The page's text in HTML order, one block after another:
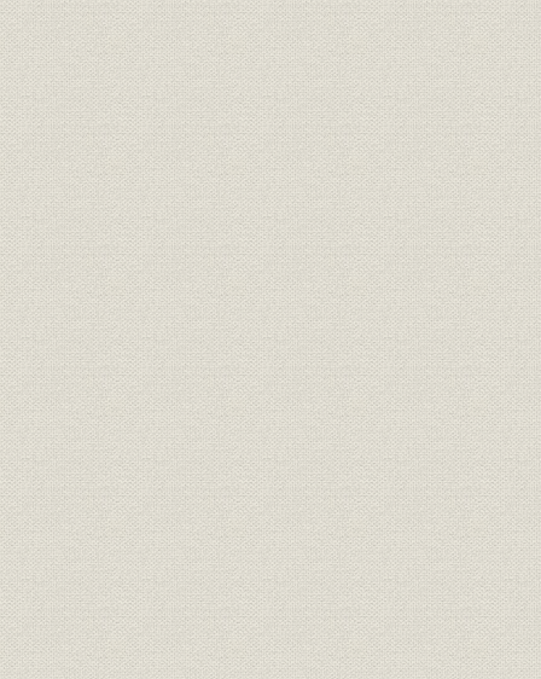
4 海外輸出へ先鞭
5 戦時経済と帝国ミシン―帝国ミシンの黄金時代―
第三章 受難期 帝国ミシン後期
1 軍需産業へ全面転換
2 終戦とミシン事情
3 めまぐるしい役員交替
4 機種および部品の“規格統一”
5 「蛇の目ミシン株式会社」と社名変更
6 倒産
第四章 再建期 蛇の目産業時代
1 経営陣の強化
2 山田社長の再建計画
3 生産再開と販売対策